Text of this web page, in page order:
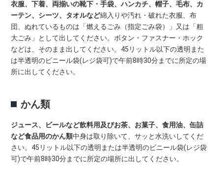
衣服、下着、両揃いの靴下・手袋、ハンカチ、帽子、毛布、カ
ーテン、シーツ、タオルなど綿入りや汚れ・破れた衣服、布
団、ぬれているものは「燃えるごみ（指定ごみ袋）」又は「粗
大ごみ」として出してください。ボタン・ファスナー・ホック
などは、そのまま出してください。45リットル以下の透明また
は半透明のビニール袋(レジ袋可)で午前8時30分までに所定の場
所に出してください。
かん類
ジュース、ビールなど飲料用及びお茶、お菓子、食用油、缶詰
など食品用のかん類中身は取り除いて、サッと水洗いしてくだ
さい。45リットル以下の透明または半透明のビニール袋(レジ袋
可)で午前8時30分までに所定の場所に出してください。